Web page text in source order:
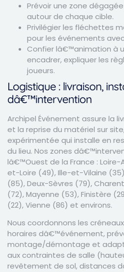
Prévoir une zone
autour de chaque cible.
Privilégier les fléchettes
pour les événements
Confier lâ€™animation à
encadrer, expliquer les
joueurs.
Logistique : livraison,
dâ€™intervention
Archipel Événement assure la
et la reprise du matériel sur
expérimentée qui installe en
du lieu. Nos zones
lâ€™Ouest de la France :
et-Loire (49), Ille-et-Vilaine
(85), Deux-Sèvres (79),
(72), Mayenne (53), Finistère
(22), Vienne (86) et environs.
Nous coordonnons les
horaires dâ€™événement,
montage/démontage et
aux contraintes de salle
revêtement de sol, distances